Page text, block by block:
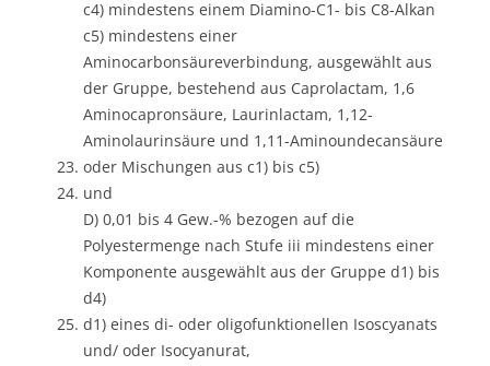
c4) mindestens einem Diamino-C1- bis C8-Alkan
c5) mindestens einer
Aminocarbonsäureverbindung, ausgewählt aus
der Gruppe, bestehend aus Caprolactam, 1,6
Aminocapronsäure, Laurinlactam, 1,12-
Aminolaurinsäure und 1,11-Aminoundecansäure
oder Mischungen aus c1) bis c5)
und
D) 0,01 bis 4 Gew.-% bezogen auf die
Polyestermenge nach Stufe iii mindestens einer
Komponente ausgewählt aus der Gruppe d1) bis
d4)
d1) eines di- oder oligofunktionellen Isoscyanats
und/ oder Isocyanurat,